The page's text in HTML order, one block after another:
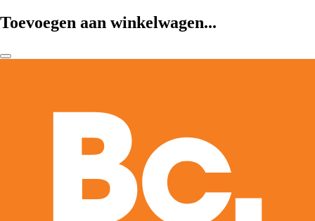
Toevoegen aan winkelwagen...